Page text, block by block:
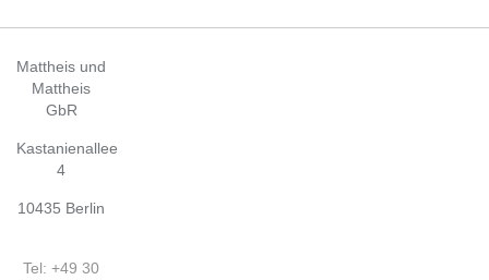
Mattheis und
Mattheis
GbR
Kastanienallee
4
10435 Berlin
Tel: +49 30